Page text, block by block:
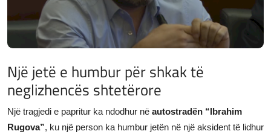
Shqip
Një jetë e humbur për shkak të
neglizhencës shtetërore
Një tragjedi e papritur ka ndodhur në autostradën “Ibrahim
Rugova”, ku një person ka humbur jetën në një aksident të lidhur